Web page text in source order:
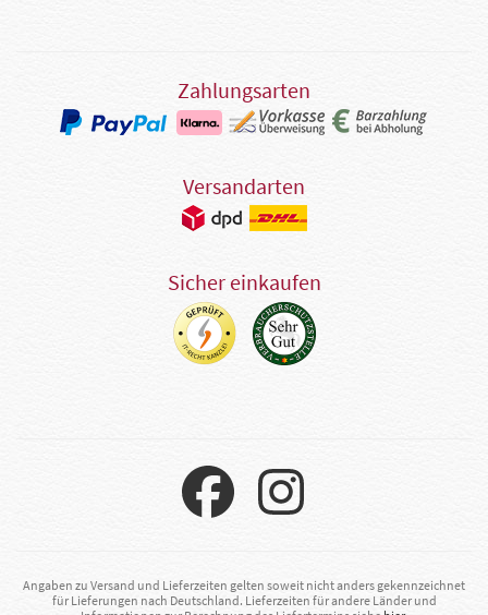
Zahlungsarten
Versandarten
Sicher einkaufen
Angaben zu Versand und Lieferzeiten gelten soweit nicht anders gekennzeichnet
für Lieferungen nach Deutschland. Lieferzeiten für andere Länder und